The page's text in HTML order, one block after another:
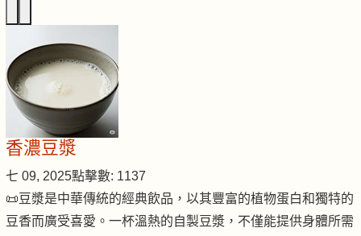
香濃豆漿
七 09, 2025點擊數: 1137
📜豆漿是中華傳統的經典飲品，以其豐富的植物蛋白和獨特的
豆香而廣受喜愛。一杯溫熱的自製豆漿，不僅能提供身體所需